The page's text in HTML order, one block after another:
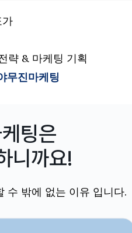
가
략 & 마케팅 기획
무진마케팅
팅은
니까요!
수 밖에 없는 이유 입니다.